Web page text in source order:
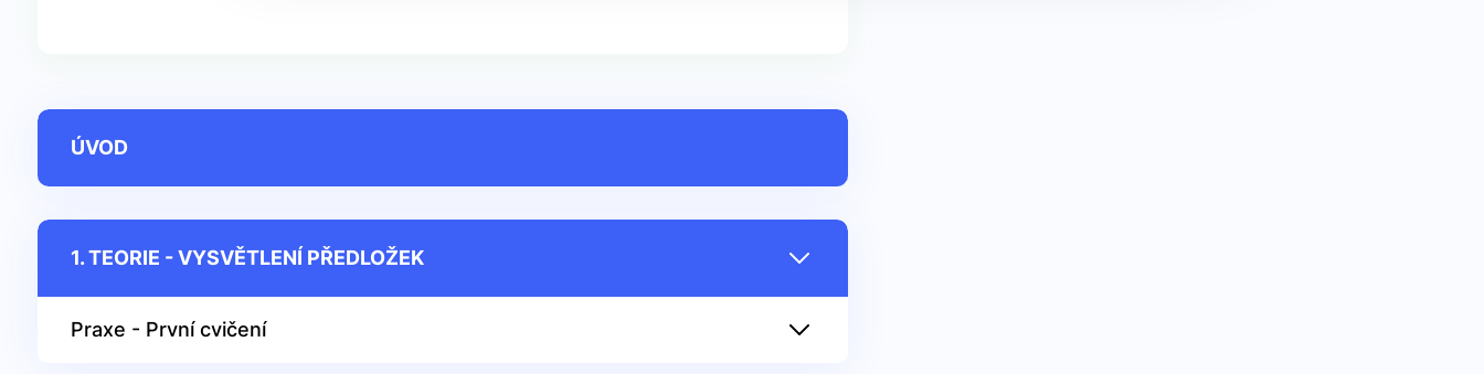
ÚVOD
1. TEORIE - VYSVĚTLENÍ PŘEDLOŽEK
Praxe - První cvičení